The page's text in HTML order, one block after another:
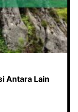
Antara Lain